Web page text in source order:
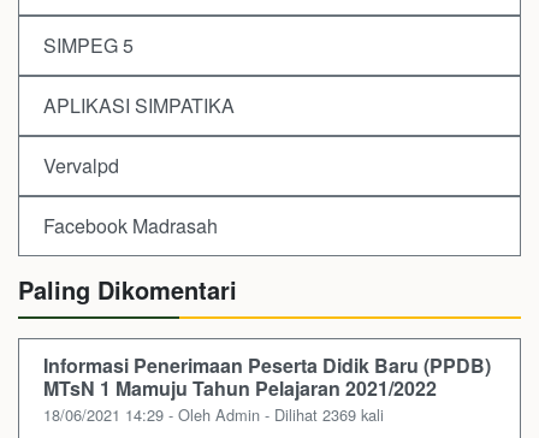
SIMPEG 5
APLIKASI SIMPATIKA
Vervalpd
Facebook Madrasah
Paling Dikomentari
Informasi Penerimaan Peserta Didik Baru (PPDB)
MTsN 1 Mamuju Tahun Pelajaran 2021/2022
18/06/2021 14:29 - Oleh Admin - Dilihat 2369 kali